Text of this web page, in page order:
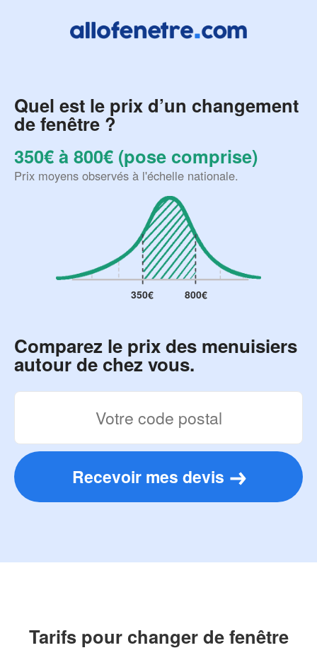
Quel est le prix d’un changement
de fenêtre ?
350€ à 800€ (pose comprise)
Prix moyens observés à l'échelle nationale.
350€ 800€
Comparez le prix des menuisiers
autour de chez vous.
Recevoir mes devis
Tarifs pour changer de fenêtre